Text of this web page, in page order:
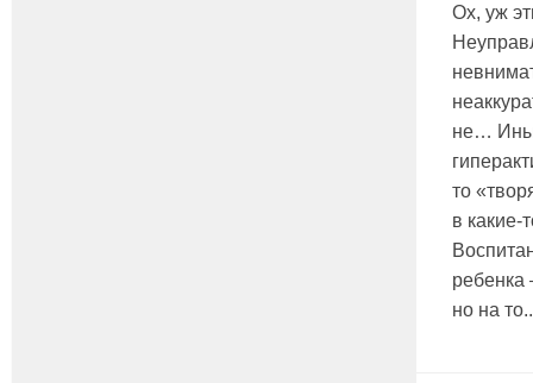
Ох, уж
не…
то
в какие-
ребенка
но на